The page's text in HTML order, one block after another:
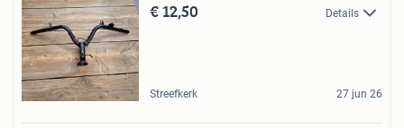
€ 12,50 Details
Streefkerk 27 jun 26